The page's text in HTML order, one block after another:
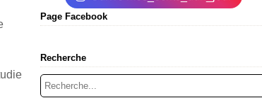
Page Facebook
Recherche